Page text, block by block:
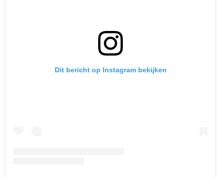
Dit bericht op Instagram bekijken